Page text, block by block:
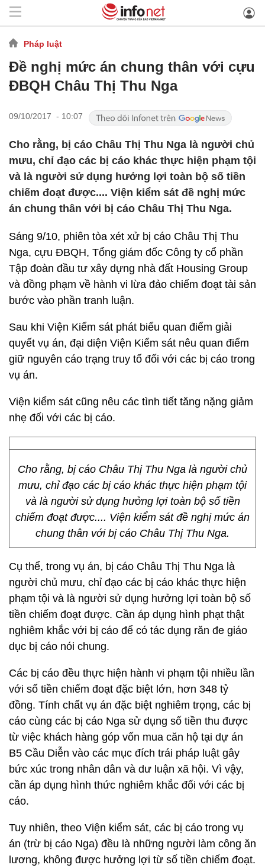
Pháp luật
Đề nghị mức án chung thân với cựu
ĐBQH Châu Thị Thu Nga
09/10/2017 - 10:07
Cho rằng, bị cáo Châu Thị Thu Nga là người chủ
mưu, chỉ đạo các bị cáo khác thực hiện phạm tội
và là người sử dụng hưởng lợi toàn bộ số tiền
chiếm đoạt được.... Viện kiểm sát đề nghị mức
án chung thân với bị cáo Châu Thị Thu Nga.
Sáng 9/10, phiên tòa xét xử bị cáo Châu Thị Thu
Nga, cựu ĐBQH, Tổng giám đốc Công ty cổ phần
Tập đoàn đầu tư xây dựng nhà đất Housing Group
và đồng phạm về hành vi lừa đảo chiếm đoạt tài sản
bước vào phần tranh luận.
Sau khi Viện Kiểm sát phát biểu quan điểm giải
quyết vụ án, đại diện Viện Kiểm sát nêu quan điểm
giữ nguyên cáo trạng truy tố đối với các bị cáo trong
vụ án.
Viện kiểm sát cũng nêu các tình tiết tăng nặng giảm
nhẹ đối với các bị cáo.
Cho rằng, bị cáo Châu Thị Thu Nga là người chủ
mưu, chỉ đạo các bị cáo khác thực hiện phạm tội
và là người sử dụng hưởng lợi toàn bộ số tiền
chiếm đoạt được.... Viện kiểm sát đề nghị mức án
chung thân với bị cáo Châu Thị Thu Nga.
Cụ thể, trong vụ án, bị cáo Châu Thị Thu Nga là
người chủ mưu, chỉ đạo các bị cáo khác thực hiện
phạm tội và là người sử dụng hưởng lợi toàn bộ số
tiền chiếm đoạt được. Cần áp dụng hình phạt thật
nghiêm khắc với bị cáo để có tác dụng răn đe giáo
dục bị cáo nói chung.
Các bị cáo đều thực hiện hành vi phạm tội nhiều lần
với số tiền chiếm đoạt đặc biệt lớn, hơn 348 tỷ
đồng. Tính chất vụ án đặc biệt nghiêm trọng, các bị
cáo cùng các bị cáo Nga sử dụng số tiền thu được
từ việc khách hàng góp vốn mua căn hộ tại dự án
B5 Cầu Diễn vào các mục đích trái pháp luật gây
bức xúc trong nhân dân và dư luận xã hội. Vì vậy,
cần áp dụng hình thức nghiêm khắc đối với các bị
cáo.
Tuy nhiên, theo Viện kiểm sát, các bị cáo trong vụ
án (trừ bị cáo Nga) đều là những người làm công ăn
lương, không được hưởng lợi từ số tiền chiếm đoạt.